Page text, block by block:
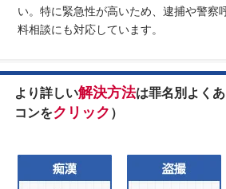
い。特に緊急性が高いため、逮捕や警察
料相談にも対応しています。
より詳しい解決方法は罪名別よく
コンをクリック ）